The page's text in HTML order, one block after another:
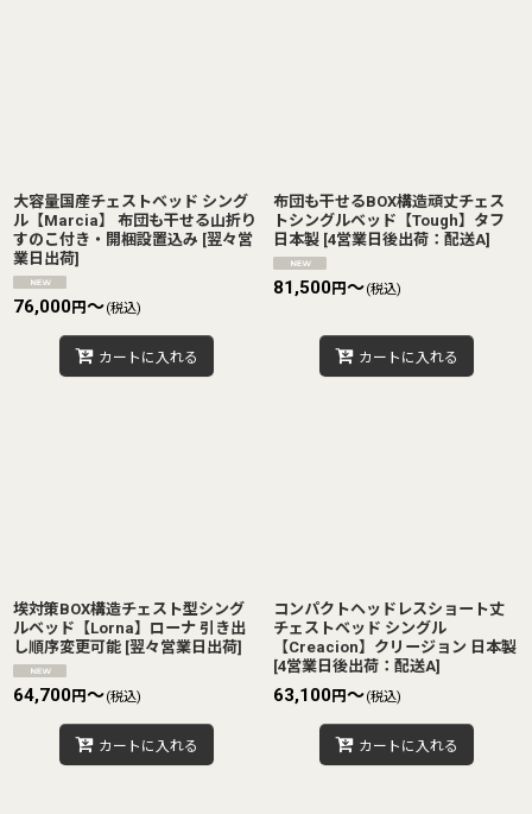
大容量国産チェストベッド シング
ル【Marcia】 布団も干せる山折り
すのこ付き・開梱設置込み [翌々営
業日出荷]
76,000円～(税込)
カートに入れる
布団も干せるBOX構造頑丈チェス
トシングルベッド【Tough】タフ
日本製 [4営業日後出荷：配送A]
81,500円～(税込)
カートに入れる
埃対策BOX構造チェスト型シング
ルベッド【Lorna】ローナ 引き出
し順序変更可能 [翌々営業日出荷]
64,700円～(税込)
カートに入れる
コンパクトヘッドレスショート丈
チェストベッド シングル
【Creacion】クリージョン 日本製
[4営業日後出荷：配送A]
63,100円～(税込)
カートに入れる